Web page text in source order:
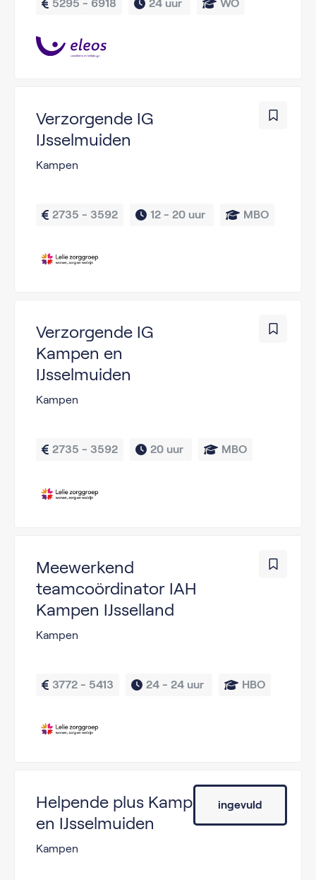
5295 - 6918 24 uur WO
Verzorgende IG
IJsselmuiden
Kampen
2735 - 3592 12 - 20 uur MBO
Verzorgende IG
Kampen en
IJsselmuiden
Kampen
2735 - 3592 20 uur MBO
Meewerkend
teamcoördinator IAH
Kampen IJsselland
Kampen
3772 - 5413 24 - 24 uur HBO
Helpende plus Kampen
en IJsselmuiden
Kampen
ingevuld